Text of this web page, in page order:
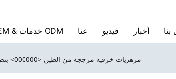
OEM & خدمات ODM عنا فيديو أخبار بنا
مزهريات خزفية مزججة من الطين <000000> بتصميم معقد وحرفية فائقة